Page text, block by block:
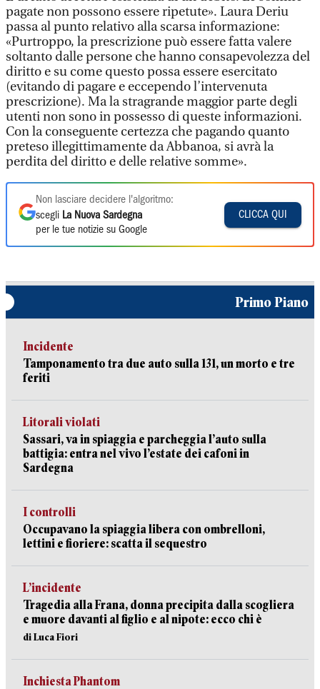
pagate non possono essere ripetute». Laura Deriu
passa al punto relativo alla scarsa informazione:
«Purtroppo, la prescrizione può essere fatta valere
soltanto dalle persone che hanno consapevolezza del
diritto e su come questo possa essere esercitato
(evitando di pagare e eccependo l’intervenuta
prescrizione). Ma la stragrande maggior parte degli
utenti non sono in possesso di queste informazioni.
Con la conseguente certezza che pagando quanto
preteso illegittimamente da Abbanoa, si avrà la
perdita del diritto e delle relative somme».
Non lasciare decidere l'algoritmo:
scegli La Nuova Sardegna
per le tue notizie su Google
CLICCA QUI
Primo Piano
Incidente
Tamponamento tra due auto sulla 131, un morto e tre
feriti
Litorali violati
Sassari, va in spiaggia e parcheggia l’auto sulla
battigia: entra nel vivo l’estate dei cafoni in
Sardegna
I controlli
Occupavano la spiaggia libera con ombrelloni,
lettini e fioriere: scatta il sequestro
L’incidente
Tragedia alla Frana, donna precipita dalla scogliera
e muore davanti al figlio e al nipote: ecco chi è
di Luca Fiori
Inchiesta Phantom